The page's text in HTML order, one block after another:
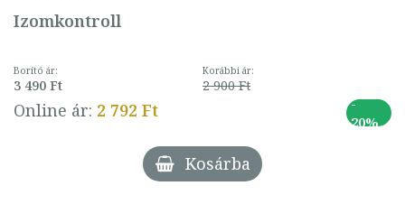
Izomkontroll
Borító ár:
3 490 Ft
Korábbi ár:
2 900 Ft
Online ár: 2 792 Ft
-
20%
Kosárba